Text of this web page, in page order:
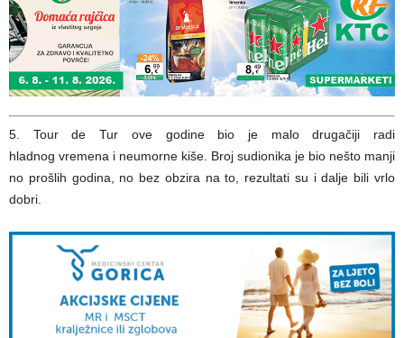
5. Tour de Tur ove godine bio je malo drugačiji radi
hladnog vremena i neumorne kiše. Broj sudionika je bio nešto manji
no prošlih godina, no bez obzira na to, rezultati su i dalje bili vrlo
dobri.